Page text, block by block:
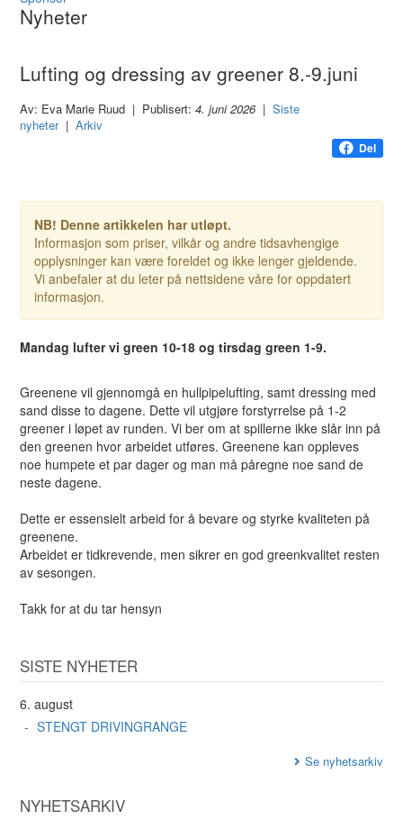
Nyheter
Lufting og dressing av greener 8.-9.juni
Av: Eva Marie Ruud | Publisert:4. juni 2026|Siste
nyheter|Arkiv
Del
NB! Denne artikkelen har utløpt.
Informasjon som priser, vilkår og andre tidsavhengige
opplysninger kan være foreldet og ikke lenger gjeldende.
Vi anbefaler at du leter på nettsidene våre for oppdatert
informasjon.
Mandag lufter vi green 10-18 og tirsdag green 1-9.
Greenene vil gjennomgå en hullpipelufting, samt dressing med
sand disse to dagene. Dette vil utgjøre forstyrrelse på 1-2
greener i løpet av runden. Vi ber om at spillerne ikke slår inn på
den greenen hvor arbeidet utføres. Greenene kan oppleves
noe humpete et par dager og man må påregne noe sand de
neste dagene.
Dette er essensielt arbeid for å bevare og styrke kvaliteten på
greenene.
Arbeidet er tidkrevende, men sikrer en god greenkvalitet resten
av sesongen.
Takk for at du tar hensyn
SISTE NYHETER
6. august
STENGT DRIVINGRANGE
Se nyhetsarkiv
NYHETSARKIV